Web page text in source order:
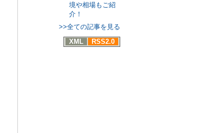
境や相場もご紹
介！
>>全ての記事を見る
XML
RSS2.0